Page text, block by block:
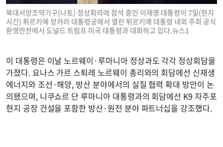
북대서양조약기구(나토) 정상회의에 참석 중인 이재명 대통령이 7일(현지
시간) 튀르키예 앙카라 대통령궁에서 열린 튀르키예 대통령 내외 주최 공식
환영만찬에서 도널드 트럼프 미국 대통령과 대화하고 있다.뉴스1
이 대통령은 이날 노르웨이·루마니아 정상과도 각각 정상회담을
가졌다. 요나스 가르 스퇴레 노르웨이 총리와의 회담에선 신재생
에너지와 조선·해양, 방산 분야에서의 실질 협력 확대 방안이 논
의됐으며, 니쿠쇼르 단 루마니아 대통령과의 회담에선 K9 자주포
현지 공장 건설을 포함한 방산·원전 분야 파트너십을 강조했다.